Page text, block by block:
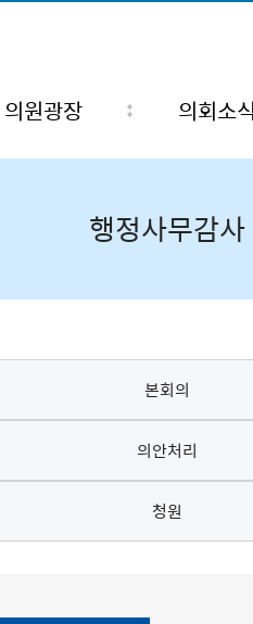
의원광장 의회소
행정사무감사
본회의
의안처리
청원